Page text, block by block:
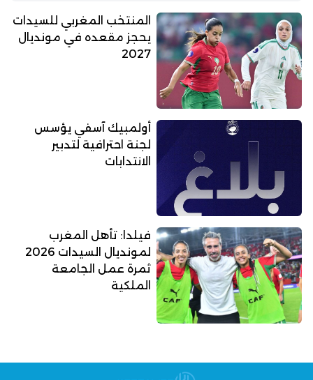
المنتخب المغربي للسيدات
يحجز مقعده في مونديال
2027
أولمبيك آسفي يؤسس
لجنة احترافية لتدبير
الانتدابات
فيلدا: تأهل المغرب
لمونديال السيدات 2026
ثمرة عمل الجامعة
الملكية